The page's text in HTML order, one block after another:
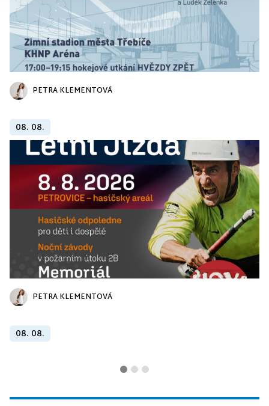
PETRA KLEMENTOVÁ
08. 08.
PETRA KLEMENTOVÁ
08. 08.